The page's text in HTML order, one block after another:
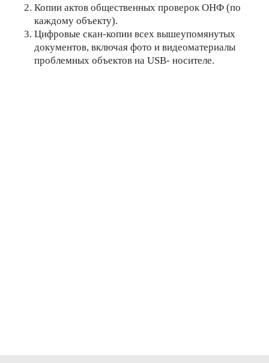
Копии актов общественных проверок ОНФ (по
каждому объекту).
Цифровые скан-копии всех вышеупомянутых
документов, включая фото и видеоматериалы
проблемных объектов на USB- носителе.